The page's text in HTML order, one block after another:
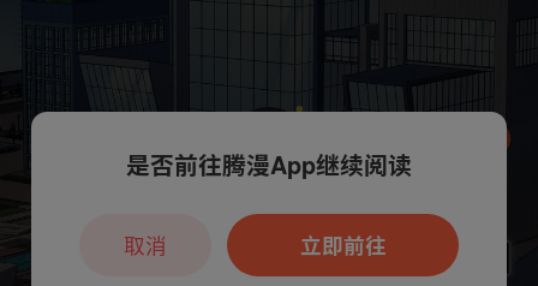
本章节仅支持App阅读，可打开App新用
户7天免费看
是否前往腾漫App继续阅读
立即前往
取消